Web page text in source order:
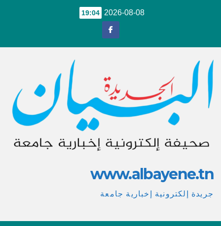
2026-08-08
19:04
www.albayene.tn
جريدة إلكترونية إخبارية جامعة